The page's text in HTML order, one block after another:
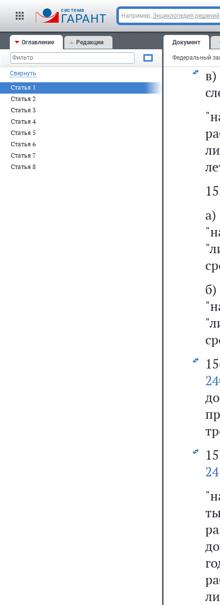
cистема
ГАРАНТ Например, Энциклопедия решений
Оглавление Редакции
Свернуть
Статья 1
Статья 2
Статья 3
Статья 4
Статья 5
Статья 6
Статья 7
Статья 8
Документ
в)